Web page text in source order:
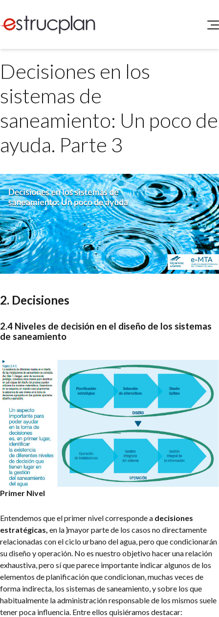
SERVICIOS
Medio Ambiente
Legislación
INGRESAR
Portal de Clientes
Matriz Premium
Decisiones en los
sistemas de
saneamiento: Un poco de
ayuda. Parte 3
2. Decisiones
2.4 Niveles de decisión en el diseño de los sistemas
de saneamiento
Primer Nivel
Entendemos que el primer nivel corresponde a decisiones
estratégicas, en la }mayor parte de los casos no directamente
relacionadas con el ciclo urbano del agua, pero que condicionarán
su diseño y operación. No es nuestro objetivo hacer una relación
exhaustiva, pero sí que parece importante indicar algunos de los
elementos de planificación que condicionan, muchas veces de
forma indirecta, los sistemas de saneamiento, y sobre los que
habitualmente la administración responsable de los mismos suele
tener poca influencia. Entre ellos quisiéramos destacar: